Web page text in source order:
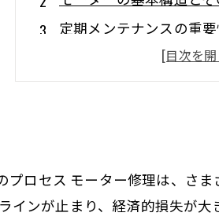
定期メンテナンスの重要
よくある故障とその対
交換部品の選び方と種類
プロセス モーター修理は、さ
インが止まり、経済的損失が